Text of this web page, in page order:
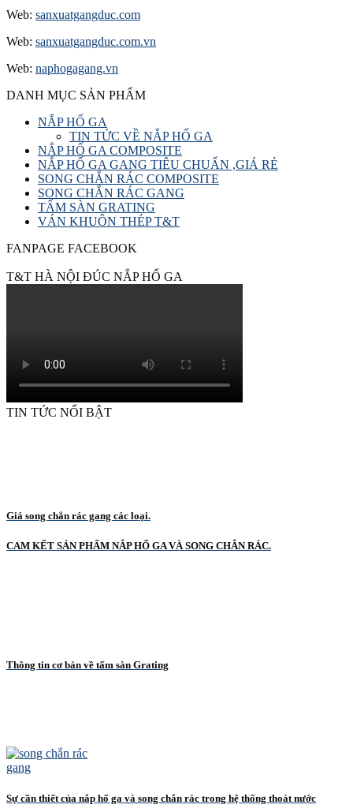
Web: sanxuatgangduc.com
Web: sanxuatgangduc.com.vn
Web: naphogagang.vn
DANH MỤC SẢN PHẨM
NẮP HỐ GA
TIN TỨC VỀ NẮP HỐ GA
NẮP HỐ GA COMPOSITE
NẮP HỐ GA GANG TIÊU CHUẨN ,GIÁ RẺ
SONG CHẮN RÁC COMPOSITE
SONG CHẮN RÁC GANG
TẤM SÀN GRATING
VÁN KHUÔN THÉP T&T
FANPAGE FACEBOOK
T&T HÀ NỘI ĐÚC NẮP HỐ GA
TIN TỨC NỔI BẬT
Giá song chắn rác gang các loại.
CAM KẾT SẢN PHẨM NẮP HỐ GA VÀ SONG CHẮN RÁC.
Thông tin cơ bản về tấm sàn Grating
Sự cần thiết của nắp hố ga và song chắn rác trong hệ thống thoát nước